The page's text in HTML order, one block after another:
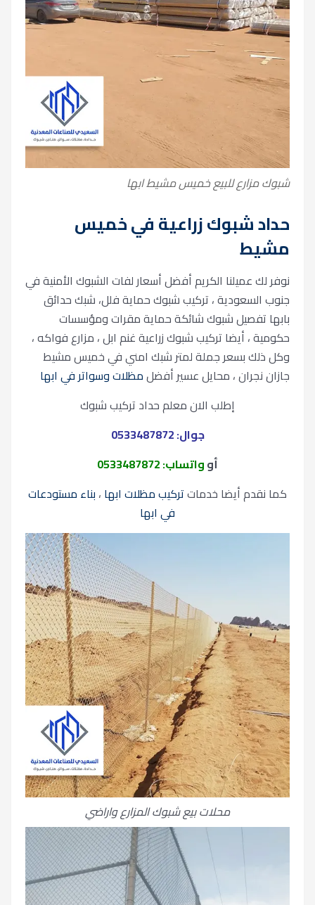
شبوك مزارع للبيع خميس مشيط ابها
حداد شبوك زراعية في خميس
مشيط
نوفر لك عميلنا الكريم أفضل أسعار لفات الشبوك الأمنية في
جنوب السعودية ، تركيب شبوك حماية فلل، شبك حدائق
بابها تفصيل شبوك شائكة حماية مقرات ومؤسسات
حكومية ، أيضا تركيب شبوك زراعية غنم ابل ، مزارع فواكه ،
وكل ذلك بسعر جملة لمتر شبك امني في خميس مشيط
جازان نجران ، محايل عسير أفضلمظلات وسواتر في ابها
إطلب الان معلم حداد تركيب شبوك
جوال: 0533487872
أوواتساب: 0533487872
كما نقدم أيضا خدماتتركيب مظلات ابها ، بناء مستودعات
في ابها
محلات بيع شبوك المزارع واراضي